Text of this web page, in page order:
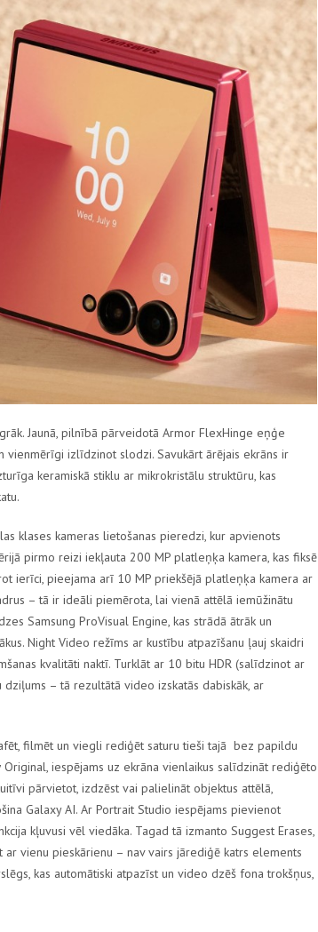
Jaunā, pilnībā pārveidotā Armor FlexHinge eņģe
izlīdzinot slodzi. Savukārt ārējais ekrāns ir
keramiskā stiklu ar mikrokristālu struktūru, kas
klases kameras lietošanas pieredzi, kur apvienots
pirmo reizi iekļauta 200 MP platleņķa kamera, kas fiksē
ierīci, pieejama arī 10 MP priekšējā platleņķa kamera ar
– tā ir ideāli piemērota, lai vienā attēlā iemūžinātu
Samsung ProVisual Engine, kas strādā ātrāk un
Night Video režīms ar kustību atpazīšanu ļauj skaidri
kvalitāti naktī. Turklāt ar 10 bitu HDR (salīdzinot ar
– tā rezultātā video izskatās dabiskāk, ar
filmēt un viegli rediģēt saturu tieši tajā bez papildu
Original, iespējams uz ekrāna vienlaikus salīdzināt rediģēto
pārvietot, izdzēst vai palielināt objektus attēlā,
Galaxy AI. Ar Portrait Studio iespējams pievienot
kļuvusi vēl viedāka. Tagad tā izmanto Suggest Erases,
vienu pieskārienu – nav vairs jārediģē katrs elements
kas automātiski atpazīst un video dzēš fona trokšņus,